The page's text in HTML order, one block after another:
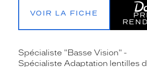
VOIR LA FICHE
Spécialiste "Basse Vision"
Spécialiste Adaptation lentilles